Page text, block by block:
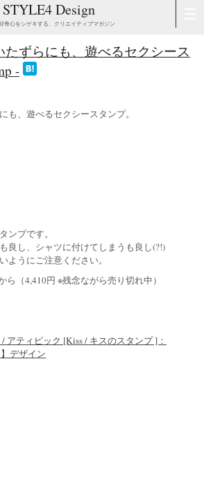
STYLE4 Design
奇心をシゲキする、クリエイティブマガジン
ずらにも、遊べるセクシース
-
も、遊べるセクシースタンプ。
ンプです。
良し、シャツに付けてしまうも良し(?!)
ようにご注意ください。
（4,410円 ※残念ながら売り切れ中）
アティピック [Kiss / キスのスタンプ ]：
デザイン